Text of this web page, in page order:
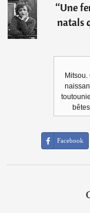
“Une
natals
Facebook